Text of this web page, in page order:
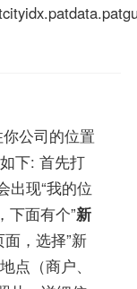
公司的位置
下: 首先打
出现“我的位
下面有个”新
，选择”新
点（商户、